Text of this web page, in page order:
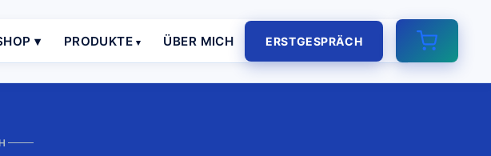
▾ PRODUKTE ÜBER MICH ERSTGESPRÄCH